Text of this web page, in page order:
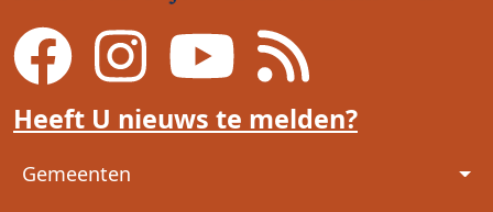
Heeft U nieuws te melden?
Voet
Gemeenten